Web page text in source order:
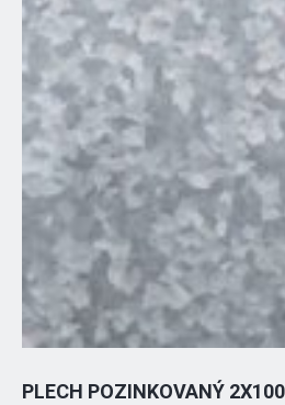
PLECH POZINKOVANÝ